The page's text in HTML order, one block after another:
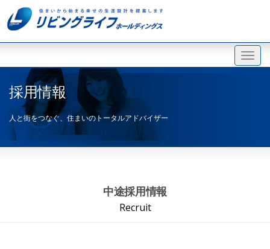
採用情報
人と街をつなぐ、住まいのトータルアドバイザー
中途採用情報
Recruit